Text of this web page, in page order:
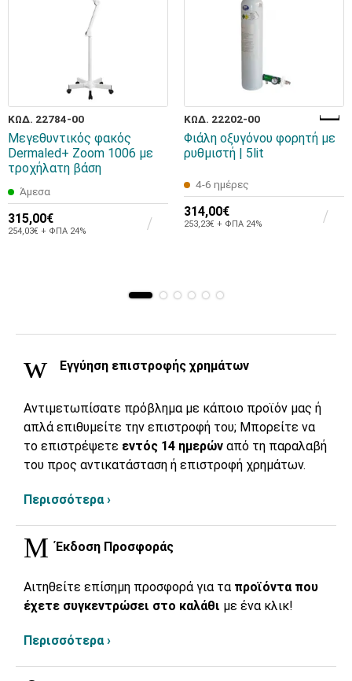
ΚΩΔ. 22784-00
Μεγεθυντικός φακός
Dermaled+ Zoom 1006 με
τροχήλατη βάση
Άμεσα
315,00€
254,03€ + ΦΠΑ 24%
ΚΩΔ. 22202-00
Φιάλη οξυγόνου φορητή με
ρυθμιστή | 5lit
4-6 ημέρες
314,00€
253,23€ + ΦΠΑ 24%
Εγγύηση επιστροφής χρημάτων
Αντιμετωπίσατε πρόβλημα με κάποιο προϊόν μας ή
απλά επιθυμείτε την επιστροφή του; Μπορείτε να
το επιστρέψετε εντός 14 ημερών από τη παραλαβή
του προς αντικατάσταση ή επιστροφή χρημάτων.
Περισσότερα ›
Έκδοση Προσφοράς
Αιτηθείτε επίσημη προσφορά για τα προϊόντα που
έχετε συγκεντρώσει στο καλάθι με ένα κλικ!
Περισσότερα ›